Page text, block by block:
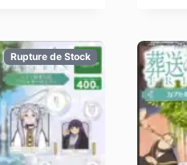
Rupture de Stock